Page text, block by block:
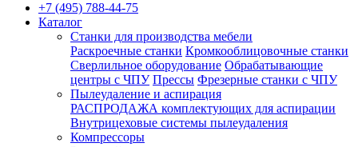
+7 (495) 788-44-75
Каталог
Станки для производства мебели
Раскроечные станки Кромкооблицовочные станки
Сверлильное оборудование Обрабатывающие
центры с ЧПУ Прессы Фрезерные станки с ЧПУ
Пылеудаление и аспирация
РАСПРОДАЖА комплектующих для аспирации
Внутрицеховые системы пылеудаления
Компрессоры